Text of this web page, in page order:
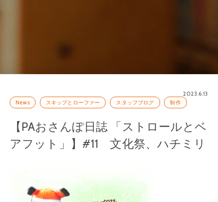
2023.6.13
News
スキップとローファー スタッフブログ 制作
【PAおさんぽ日誌 「ストロールとベ
アフット」】#11 文化祭、ハチミリ